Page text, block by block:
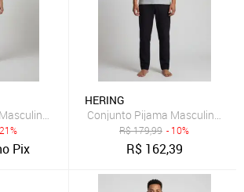
Hering Top E Bottom Azul
Pix
HERING
Conjunto Pijama Masculino
R$179,99 - 10%
R$ 162,39